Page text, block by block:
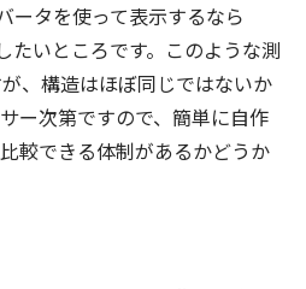
ータを使って表示するなら
たいところです。このような測
、構造はほぼ同じではないか
ー次第ですので、簡単に自作
較できる体制があるかどうか